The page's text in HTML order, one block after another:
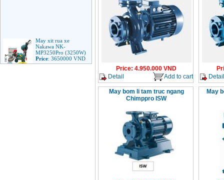
May xit rua xe
Nakawa NK-
MP3250Pro (3250W)
Price:3650000VND
Price: 4.950.000 VND
Detail
Add to cart
Detail
May bom li tam truc ngang
Chimppro ISW
May